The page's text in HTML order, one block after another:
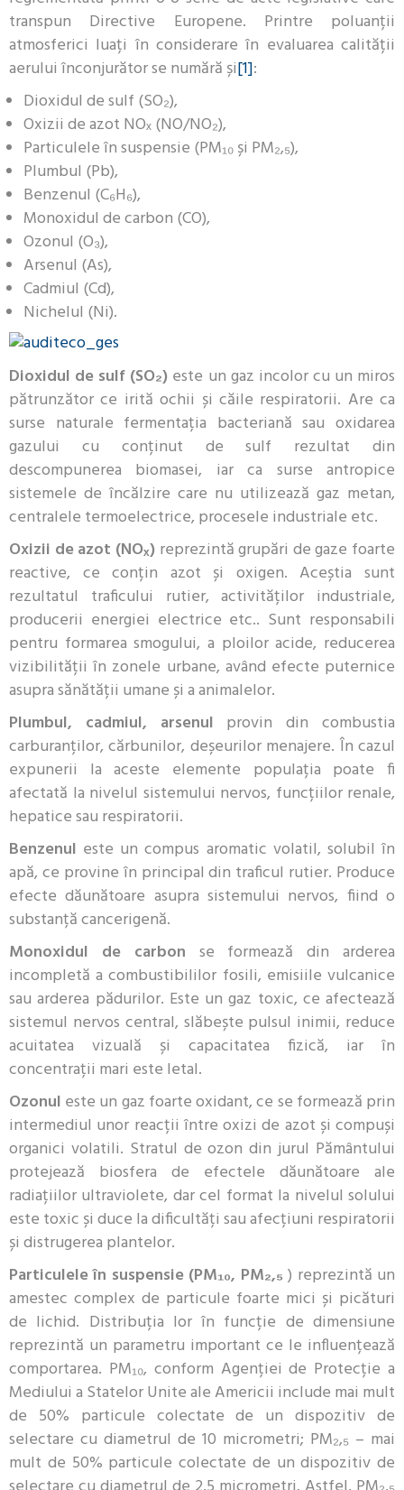
transpun Directive Europene. Printre poluanții
atmosferici luați în considerare în evaluarea calității
aerului înconjurător se numără și[1]:
Dioxidul de sulf (SO₂),
Oxizii de azot NOₓ (NO/NO₂),
Particulele în suspensie (PM₁₀ și PM₂,₅),
Plumbul (Pb),
Benzenul (C₆H₆),
Monoxidul de carbon (CO),
Ozonul (O₃),
Arsenul (As),
Cadmiul (Cd),
Nichelul (Ni).
Dioxidul de sulf (SO₂) este un gaz incolor cu un miros
pătrunzător ce irită ochii și căile respiratorii. Are ca
surse naturale fermentația bacteriană sau oxidarea
gazului cu conținut de sulf rezultat din
descompunerea biomasei, iar ca surse antropice
sistemele de încălzire care nu utilizează gaz metan,
centralele termoelectrice, procesele industriale etc.
Oxizii de azot (NOₓ) reprezintă grupări de gaze foarte
reactive, ce conțin azot și oxigen. Aceștia sunt
rezultatul traficului rutier, activităților industriale,
producerii energiei electrice etc.. Sunt responsabili
pentru formarea smogului, a ploilor acide, reducerea
vizibilității în zonele urbane, având efecte puternice
asupra sănătății umane și a animalelor.
Plumbul, cadmiul, arsenul provin din combustia
carburanților, cărbunilor, deșeurilor menajere. În cazul
expunerii la aceste elemente populația poate fi
afectată la nivelul sistemului nervos, funcțiilor renale,
hepatice sau respiratorii.
Benzenul este un compus aromatic volatil, solubil în
apă, ce provine în principal din traficul rutier. Produce
efecte dăunătoare asupra sistemului nervos, fiind o
substanță cancerigenă.
Monoxidul de carbon se formează din arderea
incompletă a combustibililor fosili, emisiile vulcanice
sau arderea pădurilor. Este un gaz toxic, ce afectează
sistemul nervos central, slăbește pulsul inimii, reduce
acuitatea vizuală și capacitatea fizică, iar în
concentrații mari este letal.
Ozonul este un gaz foarte oxidant, ce se formează prin
intermediul unor reacții între oxizi de azot și compuși
organici volatili. Stratul de ozon din jurul Pământului
protejează biosfera de efectele dăunătoare ale
radiațiilor ultraviolete, dar cel format la nivelul solului
este toxic și duce la dificultăți sau afecțiuni respiratorii
și distrugerea plantelor.
Particulele în suspensie (PM₁₀, PM₂,₅) reprezintă un
amestec complex de particule foarte mici și picături
de lichid. Distribuția lor în funcție de dimensiune
reprezintă un parametru important ce le influențează
comportarea. PM₁₀, conform Agenției de Protecție a
Mediului a Statelor Unite ale Americii include mai mult
de 50% particule colectate de un dispozitiv de
selectare cu diametrul de 10 micrometri; PM₂,₅ – mai
mult de 50% particule colectate de un dispozitiv de